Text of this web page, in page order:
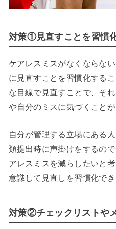
対策①見直すことを習慣
ケアレスミスがなくならな
に見直すことを習慣化する
な目線で見直すことで、そ
や自分のミスに気づくことが
自分が管理する立場にある
類提出時に声掛けをするの
アレスミスを減らしたいと
意識して見直しを習慣化で
対策②チェックリストや